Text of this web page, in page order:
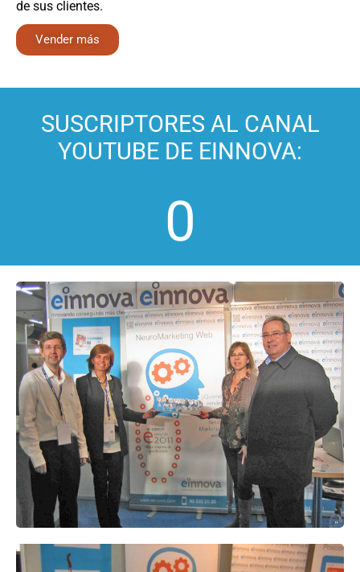
de sus clientes.
Vender más
SUSCRIPTORES AL CANAL
YOUTUBE DE EINNOVA:
0